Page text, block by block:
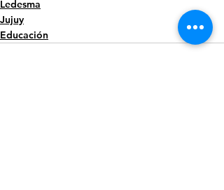
Ledesma
Jujuy
Educación